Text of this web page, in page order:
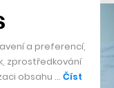
a preferencí,
zprostředkování
obsahu … Číst